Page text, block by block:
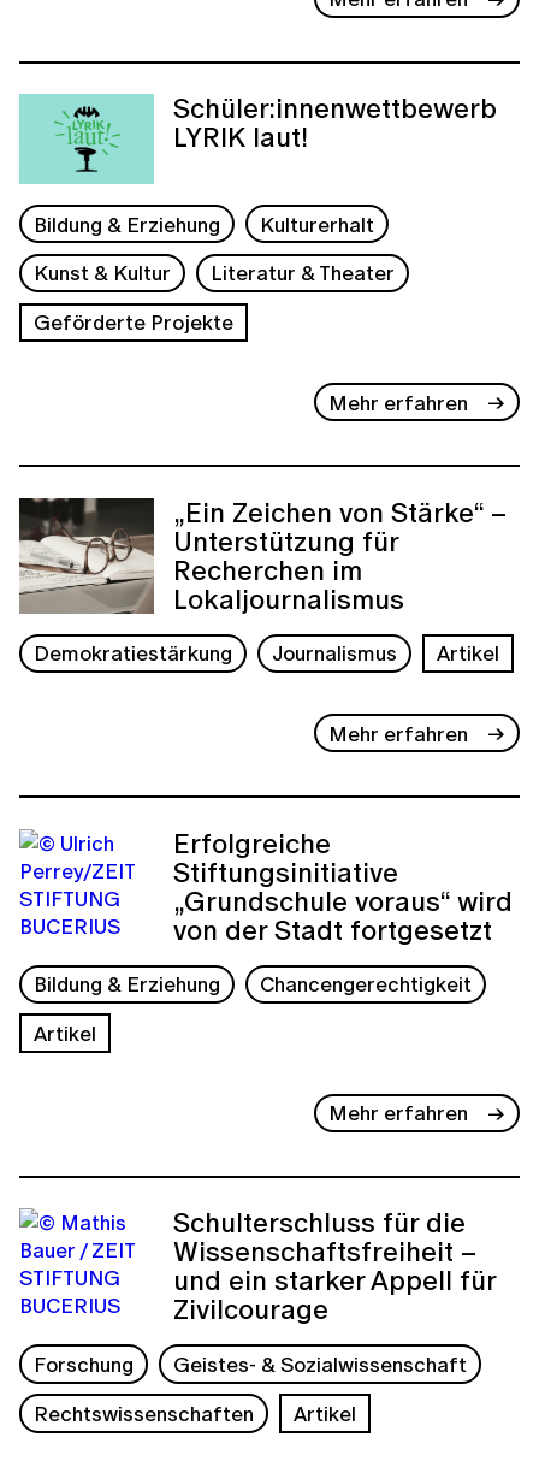
Schüler:innenwettbewerb
LYRIK laut!
Bildung & Erziehung
Kulturerhalt
Kunst & Kultur
Literatur & Theater
Geförderte Projekte
Mehr erfahren
„Ein Zeichen von Stärke“ –
Unterstützung für
Recherchen im
Lokaljournalismus
Demokratiestärkung Journalismus Artikel
Mehr erfahren
Erfolgreiche
Stiftungsinitiative
„Grundschule voraus“ wird
von der Stadt fortgesetzt
Bildung & Erziehung
Chancengerechtigkeit
Artikel
Mehr erfahren
Schulterschluss für die
Wissenschaftsfreiheit –
und ein starker Appell für
Zivilcourage
Forschung
Geistes- & Sozialwissenschaft
Rechtswissenschaften
Artikel